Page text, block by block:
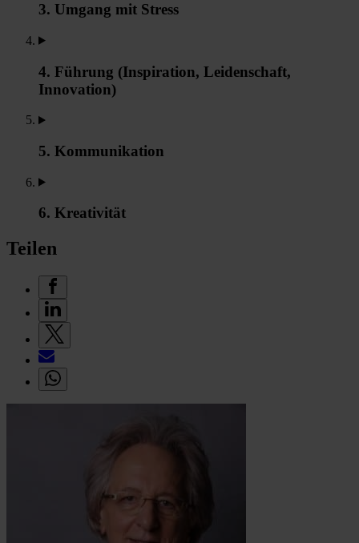
3. Umgang mit Stress
4. Führung (Inspiration, Leidenschaft,
Innovation)
5. Kommunikation
6. Kreativität
Teilen